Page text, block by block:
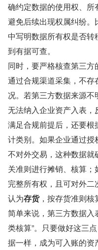
确约定数据的使用权、所
避免后续出现权属纠纷
中写明数据所有权是否
到有据可查。
同时，要严格核查第三
通过合规渠道采集，不
况。若第三方数据来源
无法纳入企业资产入表，
满足合规前提后，还要
计类别。如果企业通过授
不对外交易，这种数据就
关准则进行摊销、核算
完整所有权，且可对外
认为存货，按存货准则核
简单来说，第三方数据入
类核算”。只要做好这三
据一样，成为可入账的